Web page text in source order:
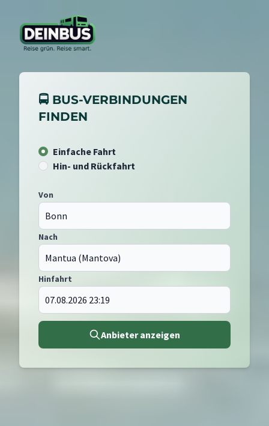
🚍 BUS-VERBINDUNGEN
FINDEN
Einfache Fahrt
Hin- und Rückfahrt
Von
Nach
Hinfahrt
Anbieter anzeigen